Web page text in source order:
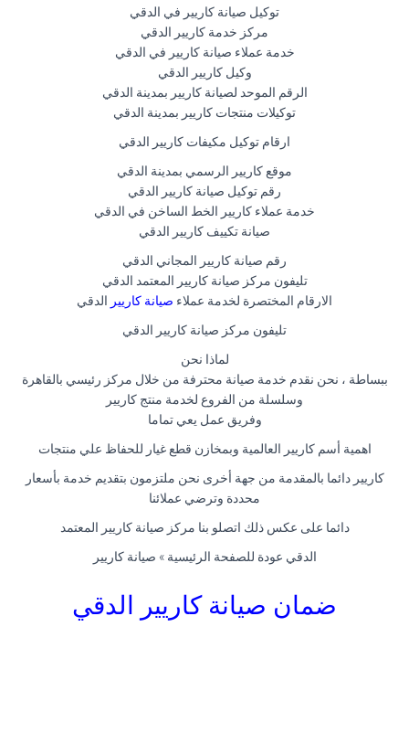
توكيل صيانة كاريير في الدقي
مركز خدمة كاريير الدقي
خدمة عملاء صيانة كاريير في الدقي
وكيل كاريير الدقي
الرقم الموحد لصيانة كاريير بمدينة الدقي
توكيلات منتجات كاريير بمدينة الدقي
ارقام توكيل مكيفات كاريير الدقي
موقع كاريير الرسمي بمدينة الدقي
رقم توكيل صيانة كاريير الدقي
خدمة عملاء كاريير الخط الساخن في الدقي
صيانة تكييف كاريير الدقي
رقم صيانة كاريير المجاني الدقي
تليفون مركز صيانة كاريير المعتمد الدقي
الارقام المختصرة لخدمة عملاء صيانة كاريير الدقي
تليفون مركز صيانة كاريير الدقي
لماذا نحن
ببساطة ، نحن نقدم خدمة صيانة محترفة من خلال مركز رئيسي بالقاهرة
وسلسلة من الفروع لخدمة منتج كاريير
وفريق عمل يعي تماما
اهمية أسم كاريير العالمية وبمخازن قطع غيار للحفاظ علي منتجات
كاريير دائما بالمقدمة من جهة أخرى نحن ملتزمون بتقديم خدمة بأسعار
محددة وترضي عملائنا
دائما على عكس ذلك اتصلو بنا مركز صيانة كاريير المعتمد
الدقي عودة للصفحة الرئيسية » صيانة كاريير
ضمان صيانة كاريير الدقي